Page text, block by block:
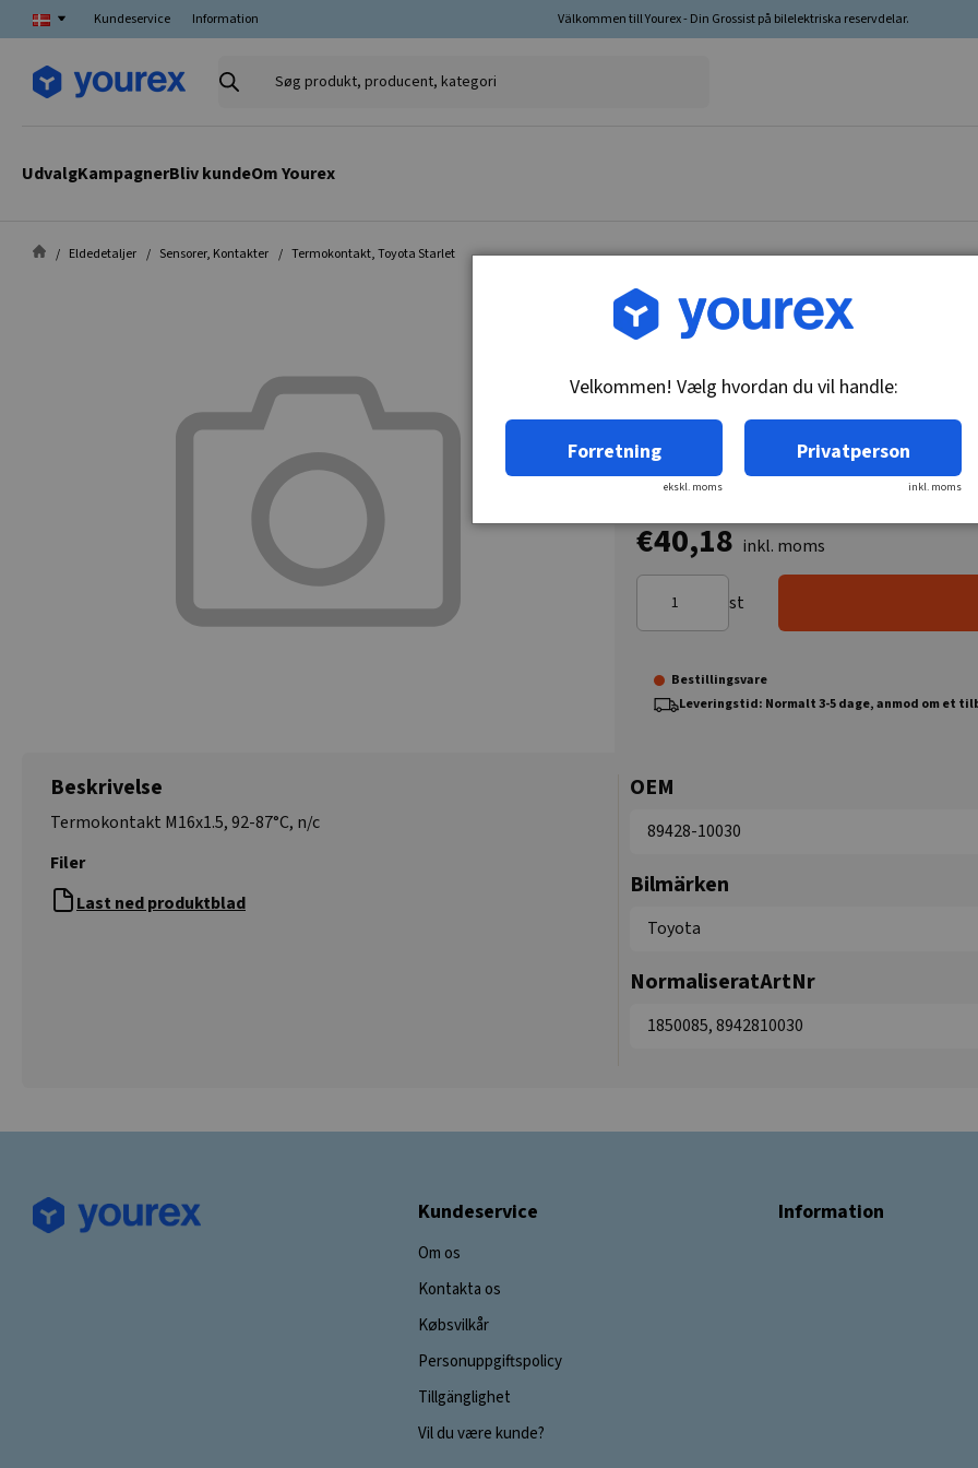
Kundeservice Information Välkommen till Yourex - Din Grossist på bilelektriska reservdelar.
Søg
UdvalgKampagnerBliv kundeOm Yourex
Eldedetaljer Sensorer, Kontakter Termokontakt, Toyota Starlet
Vare nr.: 1850085
Termokontakt, Toyota
€40,18 inkl. moms
st
Bestillingsvare
Leveringstid: Normalt 3-5 dage, anmod om et
Beskrivelse
Termokontakt M16x1.5, 92-87°C, n/c
Filer
Last ned produktblad
OEM
89428-10030
Bilmärken
Toyota
NormaliseratArtNr
1850085, 8942810030
Kundeservice
Om os
Kontakta os
Købsvilkår
Personuppgiftspolicy
Tillgänglighet
Vil du være kunde?
Information
Velkommen! Vælg hvordan du vil handle:
Forretning
ekskl. moms
Privatperson
inkl. moms